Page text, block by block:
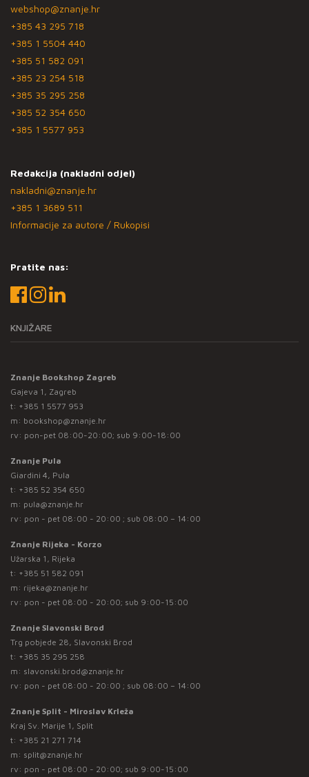
webshop@znanje.hr
+385 43 295 718
+385 1 5504 440
+385 51 582 091
+385 23 254 518
+385 35 295 258
+385 52 354 650
+385 1 5577 953
Redakcija (nakladni odjel)
nakladni@znanje.hr
+385 1 3689 511
Informacije za autore / Rukopisi
Pratite nas:
KNJIŽARE
Znanje Bookshop Zagreb
Gajeva 1, Zagreb
t: +385 1 5577 953
m: bookshop@znanje.hr
rv: pon-pet 08:00-20:00; sub 9:00-18:00
Znanje Pula
Giardini 4, Pula
t: +385 52 354 650
m: pula@znanje.hr
rv: pon - pet 08:00 - 20:00 ; sub 08:00 – 14:00
Znanje Rijeka - Korzo
Užarska 1, Rijeka
t: +385 51 582 091
m: rijeka@znanje.hr
rv: pon - pet 08:00 - 20:00; sub 9:00-15:00
Znanje Slavonski Brod
Trg pobjede 28, Slavonski Brod
t: +385 35 295 258
m: slavonski.brod@znanje.hr
rv: pon - pet 08:00 - 20:00 ; sub 08:00 – 14:00
Znanje Split - Miroslav Krleža
Kraj Sv. Marije 1, Split
t: +385 21 271 714
m: split@znanje.hr
rv: pon - pet 08:00 - 20:00; sub 9:00-15:00